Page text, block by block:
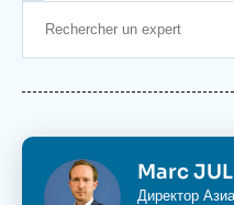
ИзображениеMarc
Директор